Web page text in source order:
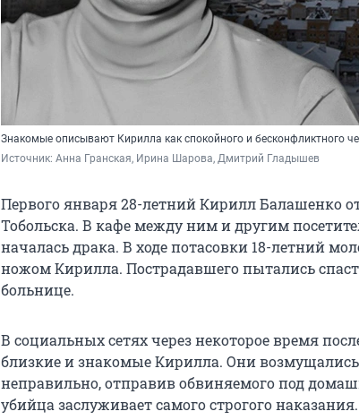
Знакомые описывают Кирилла как спокойного и бесконфликтного
Источник: Анна Гранская, Ирина Шарова, Дмитрий Гладышев
Первого января 28-летний Кирилл Балашенко
Тобольска. В кафе между ним и другим
началась драка. В ходе потасовки 18-летний
ножом Кирилла. Пострадавшего пытались
больнице.
В социальных сетях через некоторое время
близкие и знакомые Кирилла. Они
неправильно, отправив обвиняемого под
убийца заслуживает самого строгого